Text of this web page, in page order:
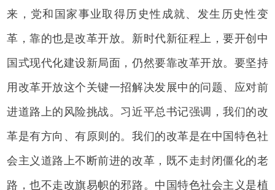
来，党和国家事业取得历史性成就、发生历史性变
革，靠的也是改革开放。新时代新征程上，要开创中
国式现代化建设新局面，仍然要靠改革开放。要坚持
用改革开放这个关键一招解决发展中的问题、应对前
进道路上的风险挑战。习近平总书记强调，我们的改
革是有方向、有原则的。我们的改革是在中国特色社
会主义道路上不断前进的改革，既不走封闭僵化的老
路，也不走改旗易帜的邪路。中国特色社会主义是植